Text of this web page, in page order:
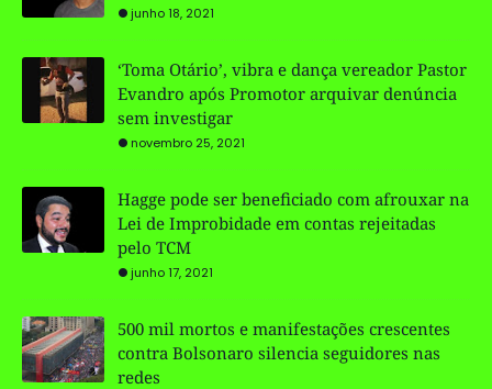
junho 18, 2021
‘Toma Otário’, vibra e dança vereador Pastor
Evandro após Promotor arquivar denúncia
sem investigar
novembro 25, 2021
Hagge pode ser beneficiado com afrouxar na
Lei de Improbidade em contas rejeitadas
pelo TCM
junho 17, 2021
500 mil mortos e manifestações crescentes
contra Bolsonaro silencia seguidores nas
redes